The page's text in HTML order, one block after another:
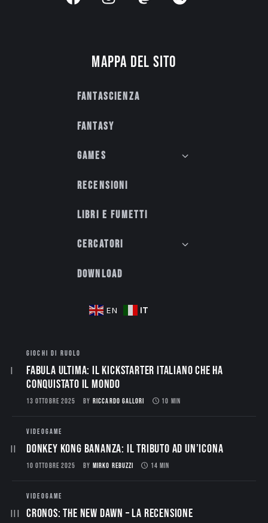
Mappa del sito
Fantascienza
Fantasy
Games
Recensioni
Libri e fumetti
Cercatori
Download
EN IT
GIOCHI DI RUOLO
Fabula Ultima: il Kickstarter italiano che ha
conquistato il mondo
13 OTTOBRE 2025 BY RICCARDO GALLORI 10 MIN
VIDEOGAME
Donkey Kong Bananza: Il Tributo ad un’Icona
10 OTTOBRE 2025 BY MIRKO REBUZZI 14 MIN
VIDEOGAME
CRONOS: THE NEW DAWN – La Recensione